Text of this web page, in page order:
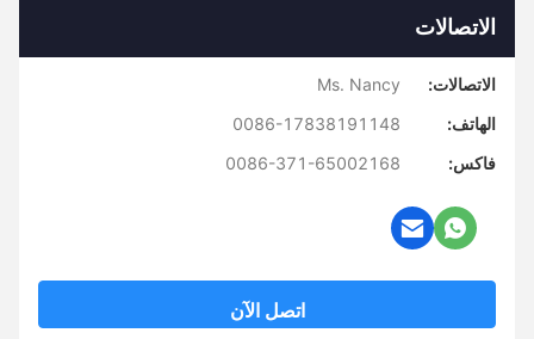
الاتصالات
الاتصالات:
Ms. Nancy
الهاتف:
0086-17838191148
فاكس:
0086-371-65002168
اتصل الآن